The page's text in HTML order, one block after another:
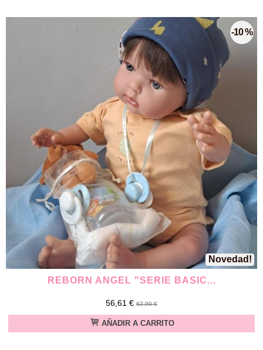
Novedad!
-10 %
REBORN ANGEL "SERIE BASIC...
56,61 € 62,90 €
AÑADIR A CARRITO